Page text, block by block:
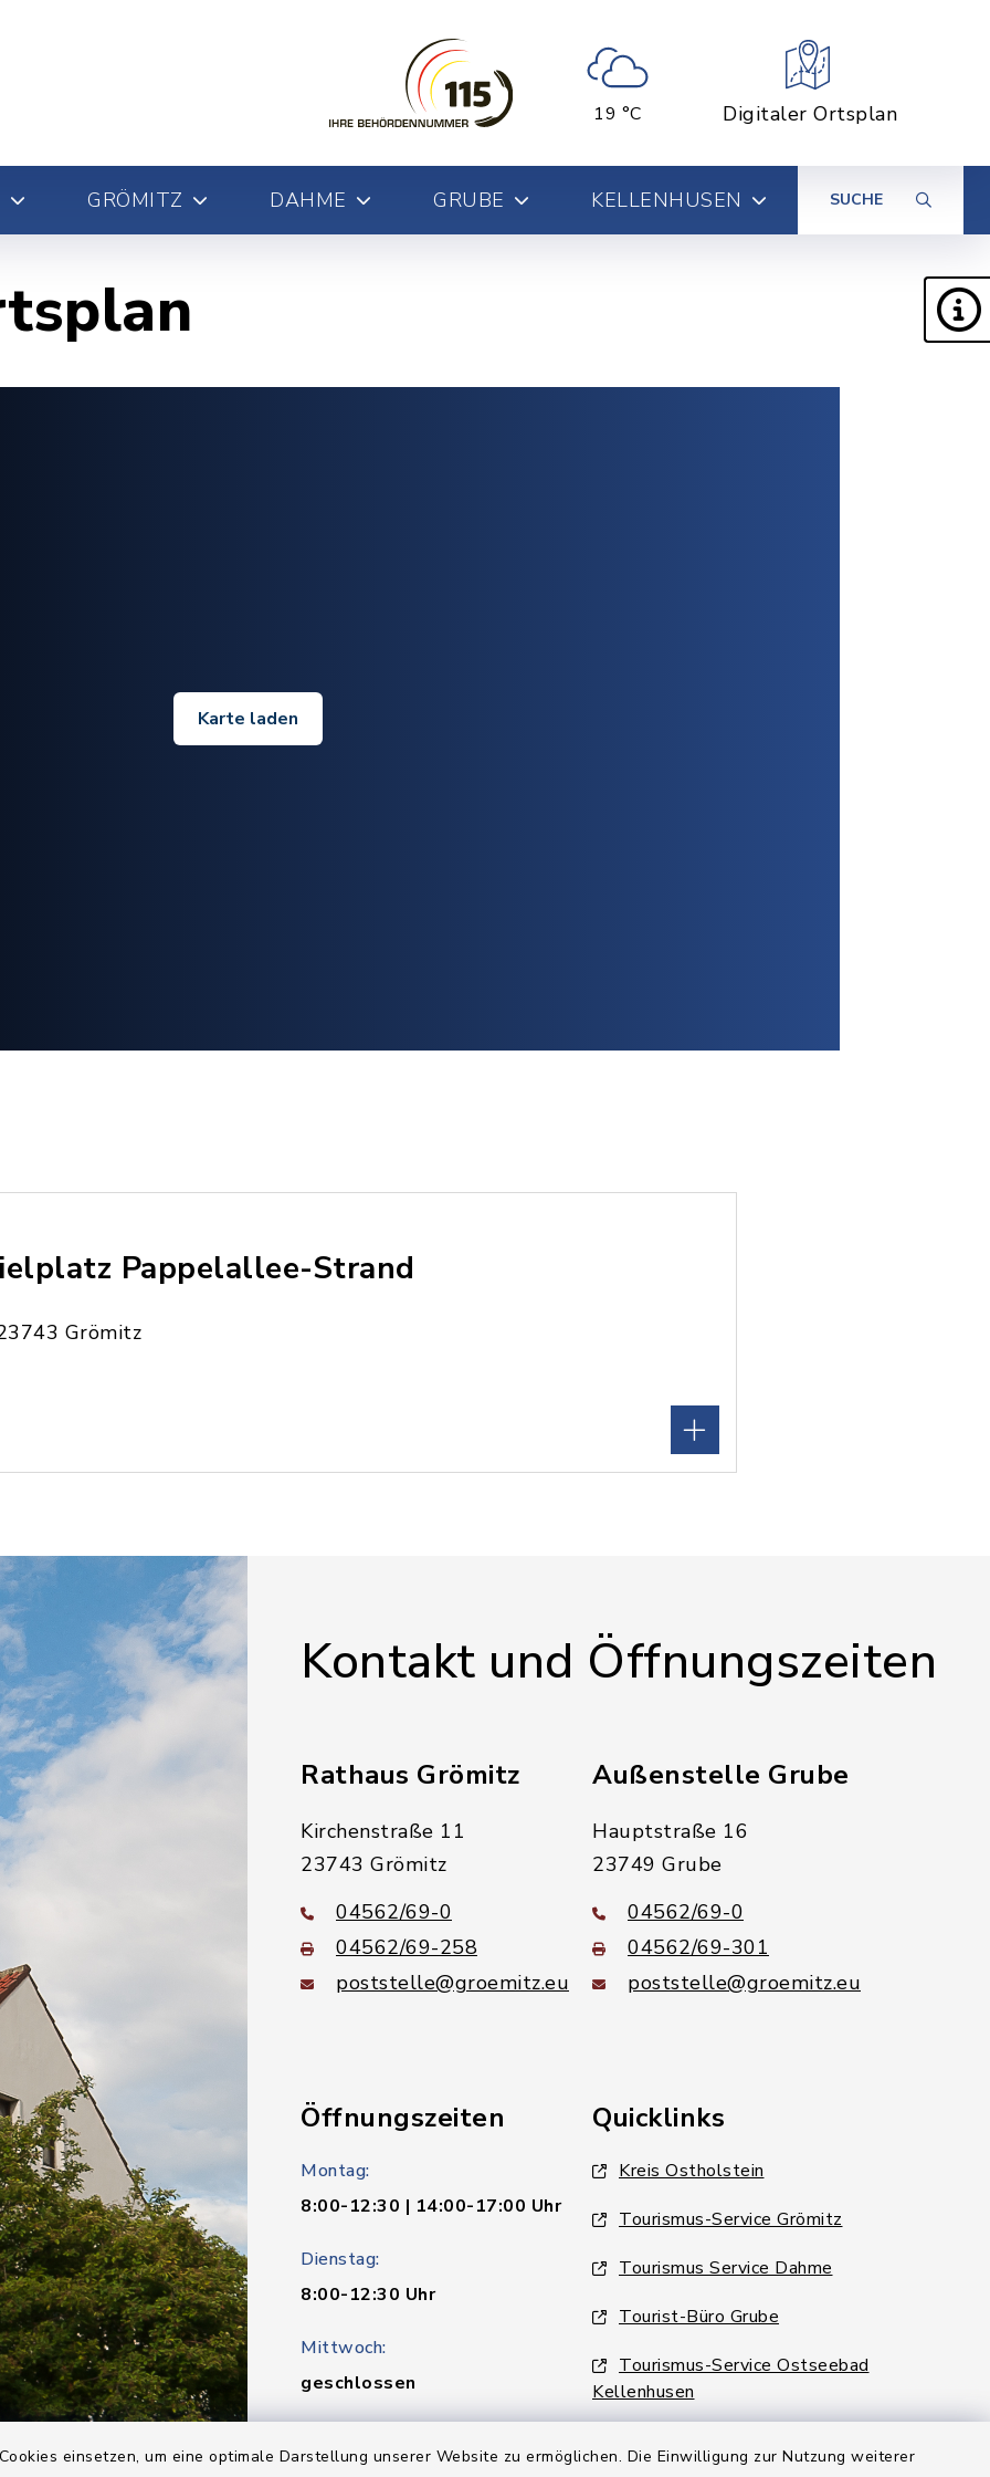
einsetzen, um eine optimale Darstellung unserer Website zu ermöglichen. Die Einwilligung zur Nutzung weiterer
19 °C Digitaler Ortsplan
GRÖMITZ DAHME GRUBE KELLENHUSEN SUCHE
Karte laden
Pappelallee-Strand
Grömitz
Kontakt und Öffnungszeiten
Rathaus Grömitz
Kirchenstraße 11
23743 Grömitz
04562/69-0
04562/69-258
poststelle@groemitz.eu
Außenstelle Grube
Hauptstraße 16
23749 Grube
04562/69-0
04562/69-301
poststelle@groemitz.eu
Öffnungszeiten
Montag:
8:00-12:30 | 14:00-17:00 Uhr
Dienstag:
8:00-12:30 Uhr
Mittwoch:
geschlossen
8:00-12:30 | 14:00-16:00 Uhr
Quicklinks
Kreis Ostholstein
Tourismus-Service Grömitz
Tourismus Service Dahme
Tourist-Büro Grube
Tourismus-Service Ostseebad
Kellenhusen